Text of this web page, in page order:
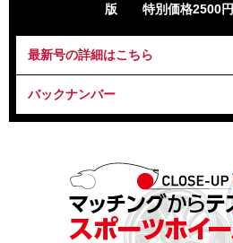
版 特別価格2500円
最新号の詳細はこちら
バックナンバー